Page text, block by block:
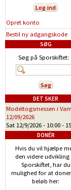
Opret konto
Bestil ny adgangskode
SØG
Søg på Sporskiftet:
DET SKER
Modeltogsmessen i
12/09/2026
Sat 12/9/2026 - 10:00 -
DONÉR
Hvis du vil hjælpe
den videre udvikling
Sporskiftet, har du
mulighed for at
beløb her: